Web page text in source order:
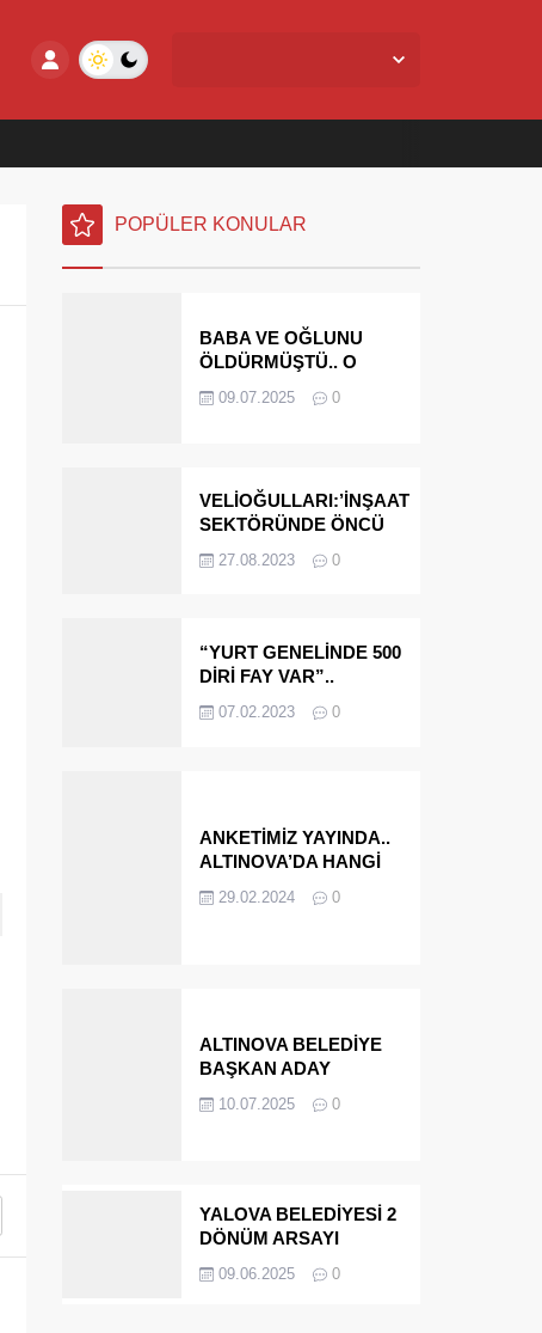
POPÜLER KONULAR
BABA VE OĞLUNU
ÖLDÜRMÜŞTÜ.. O
MİRASÇILARI
09.07.2025 0
VELİOĞULLARI:’İNŞAAT
SEKTÖRÜNDE ÖNCÜ
EDECEĞİZ’
27.08.2023 0
“YURT GENELİNDE 500
DİRİ FAY VAR”..
ÇINARCIK..
07.02.2023 0
ANKETİMİZ YAYINDA..
ALTINOVA’DA HANGİ
BAŞKANI OLARAK
29.02.2024 0
ALTINOVA BELEDİYE
BAŞKAN ADAY
MÜEBBET ALDI FİRAR
10.07.2025 0
YALOVA BELEDİYESİ 2
DÖNÜM ARSAYI
09.06.2025 0